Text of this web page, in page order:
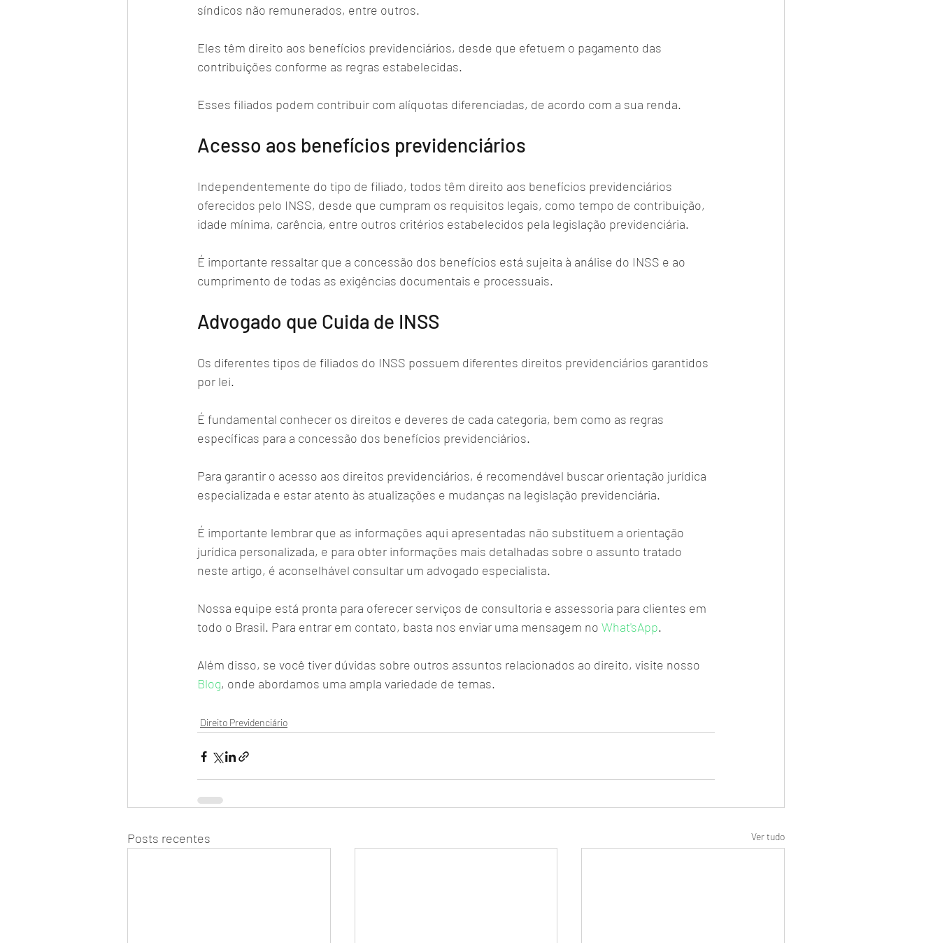
síndicos não remunerados, entre outros.
Eles têm direito aos benefícios previdenciários, desde que efetuem o pagamento das
contribuições conforme as regras estabelecidas.
Esses filiados podem contribuir com alíquotas diferenciadas, de acordo com a sua renda.
Acesso aos benefícios previdenciários
Independentemente do tipo de filiado, todos têm direito aos benefícios previdenciários
oferecidos pelo INSS, desde que cumpram os requisitos legais, como tempo de contribuição,
idade mínima, carência, entre outros critérios estabelecidos pela legislação previdenciária.
É importante ressaltar que a concessão dos benefícios está sujeita à análise do INSS e ao
cumprimento de todas as exigências documentais e processuais.
Advogado que Cuida de INSS
Os diferentes tipos de filiados do INSS possuem diferentes direitos previdenciários garantidos
por lei.
É fundamental conhecer os direitos e deveres de cada categoria, bem como as regras
específicas para a concessão dos benefícios previdenciários.
Para garantir o acesso aos direitos previdenciários, é recomendável buscar orientação jurídica
especializada e estar atento às atualizações e mudanças na legislação previdenciária.
É importante lembrar que as informações aqui apresentadas não substituem a orientação
jurídica personalizada, e para obter informações mais detalhadas sobre o assunto tratado
neste artigo, é aconselhável consultar um advogado especialista.
Nossa equipe está pronta para oferecer serviços de consultoria e assessoria para clientes em
todo o Brasil. Para entrar em contato, basta nos enviar uma mensagem no What'sApp.
Além disso, se você tiver dúvidas sobre outros assuntos relacionados ao direito, visite nosso
Blog, onde abordamos uma ampla variedade de temas.
Direito Previdenciário
Posts recentes Ver tudo